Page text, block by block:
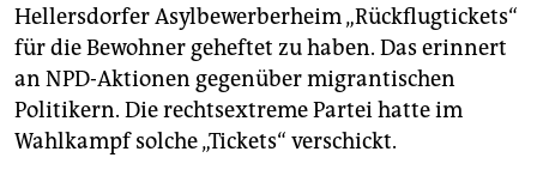
Hellersdorfer Asylbewerberheim „Rückflugtickets“
für die Bewohner geheftet zu haben. Das erinnert
an NPD-Aktionen gegenüber migrantischen
Politikern. Die rechtsextreme Partei hatte im
Wahlkampf solche „Tickets“ verschickt.